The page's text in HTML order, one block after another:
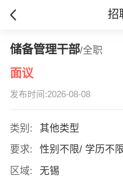
招
储备管理干部/全职
面议
发布时间:2026-08-08
类别:
其他类型
要求:
性别不限/ 学历不
区域:
无锡